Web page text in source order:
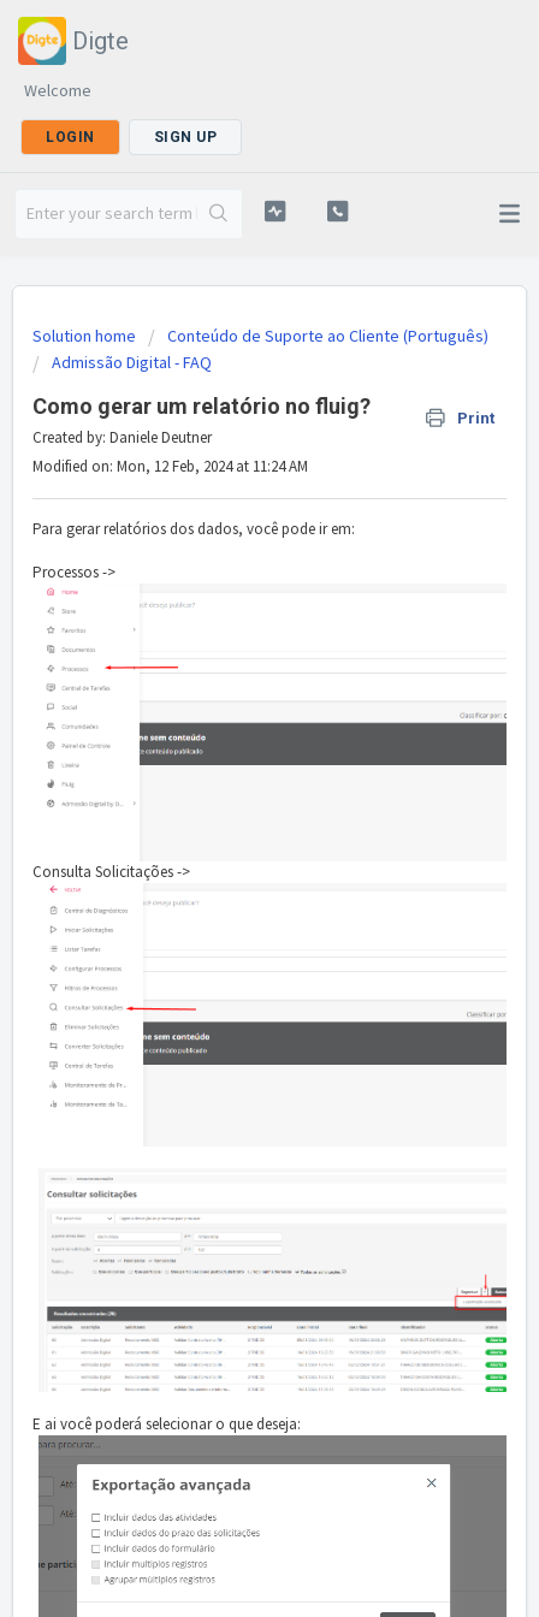
Digte
Welcome
LOGIN SIGN UP
Solution home
Conteúdo de Suporte ao Cliente (Português)
Admissão Digital - FAQ
Como gerar um relatório no fluig? Print
Created by: Daniele Deutner
Modified on: Mon, 12 Feb, 2024 at 11:24 AM
Para gerar relatórios dos dados, você pode ir em:
Processos ->
Consulta Solicitações ->
E ai você poderá selecionar o que deseja: